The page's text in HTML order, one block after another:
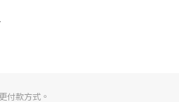
付款方式。